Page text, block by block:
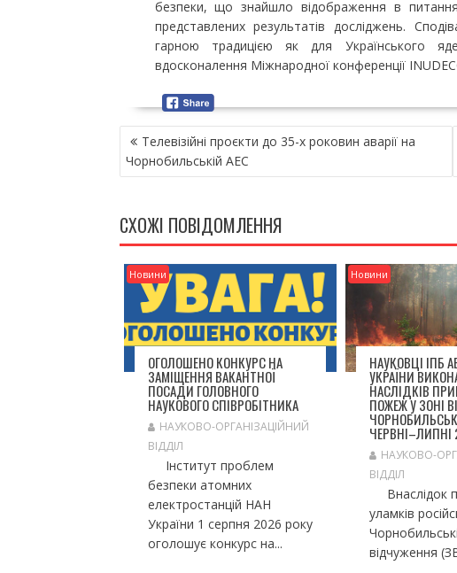
безпеки, що знайшло відображення в
представлених результатів досліджень.
гарною традицією як для Українського
вдосконалення Міжнародної конференції
Н
А
В
Г
А
Ц
Я
А
П
И
Телевізійні проєкти до 35-х роковин аварії на
Чорнобильській АЕС
СХОЖІ ПОВІДОМЛЕННЯ
Новини
ОГОЛОШЕНО КОНКУРС НА
ЗАМІЩЕННЯ ВАКАНТНОЇ
ПОСАДИ ГОЛОВНОГО
НАУКОВОГО СПІВРОБІТНИКА
НАУКОВО-ОРГАНІЗАЦІЙНИЙ
ВІДДІЛ
Інститут проблем
безпеки атомних
електростанцій НАН
України 1 серпня 2026 року
оголошує конкурс на...
Новини
НАУКОВЦІ ІПБ
УКРАЇНИ
НАСЛІДКІВ
ПОЖЕЖ У ЗОНІ
ЧЕРВНІ–ЛИПНІ
НАУКОВО-
ВІДДІЛ
Внаслідок
уламків
відчуження